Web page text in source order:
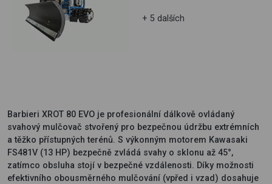
+ 5 dalších
Barbieri XROT 80 EVO je profesionální dálkově ovládaný
svahový mulčovač stvořený pro bezpečnou údržbu extrémních
a těžko přístupných terénů. S výkonným motorem Kawasaki
FS481V (13 HP) bezpečně zvládá svahy o sklonu až 45°,
zatímco obsluha stojí v bezpečné vzdálenosti. Díky možnosti
efektivního obousměrného mulčování (vpřed i vzad) dosahuje